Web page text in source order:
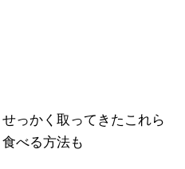
っかく取ってきたこれら
べる方法も